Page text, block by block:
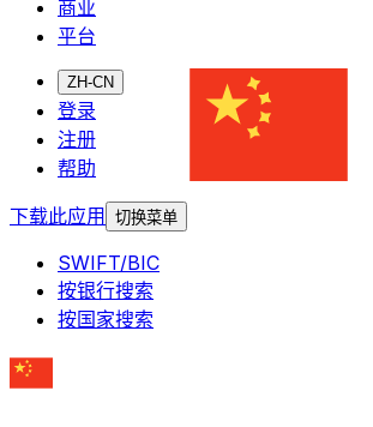
商业
平台
ZH-CN
登录
注册
帮助
下载此应用
切换菜单
SWIFT/BIC
按银行搜索
按国家搜索